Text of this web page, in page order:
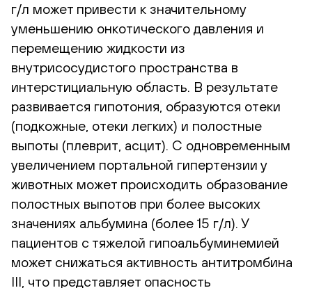
г/л может привести к значительному
уменьшению онкотического давления и
перемещению жидкости из
внутрисосудистого пространства в
интерстициальную область. В результате
развивается гипотония, образуются отеки
(подкожные, отеки легких) и полостные
выпоты (плеврит, асцит). С одновременным
увеличением портальной гипертензии у
животных может происходить образование
полостных выпотов при более высоких
значениях альбумина (более 15 г/л). У
пациентов с тяжелой гипоальбуминемией
может снижаться активность антитромбина
III, что представляет опасность